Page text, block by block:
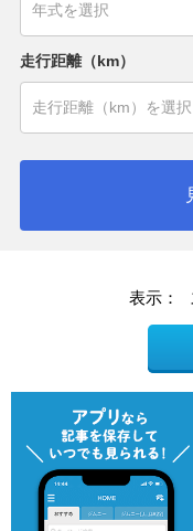
走行距離（km）
表示：